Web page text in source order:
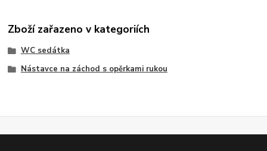
Zboží zařazeno v kategoriích
WC sedátka
Nástavce na záchod s opěrkami rukou